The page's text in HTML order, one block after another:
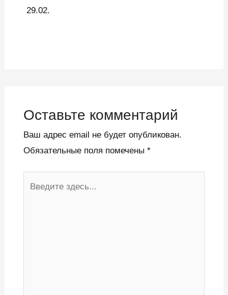
29.02.
Оставьте комментарий
Ваш адрес email не будет опубликован.
Обязательные поля помечены *